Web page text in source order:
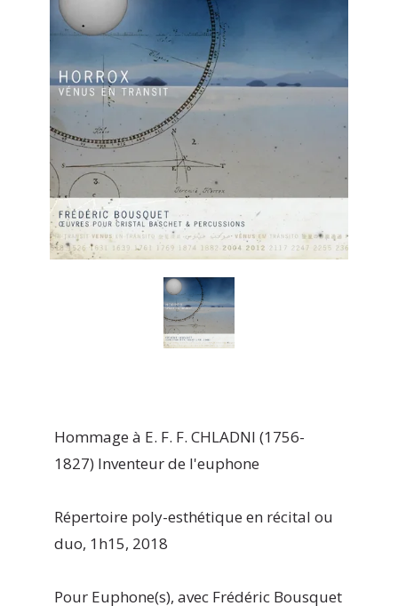
Hommage à E. F. F. CHLADNI (1756-
1827) Inventeur de l'euphone
Répertoire poly-esthétique en récital ou
duo, 1h15, 2018
Pour Euphone(s), avec Frédéric Bousquet